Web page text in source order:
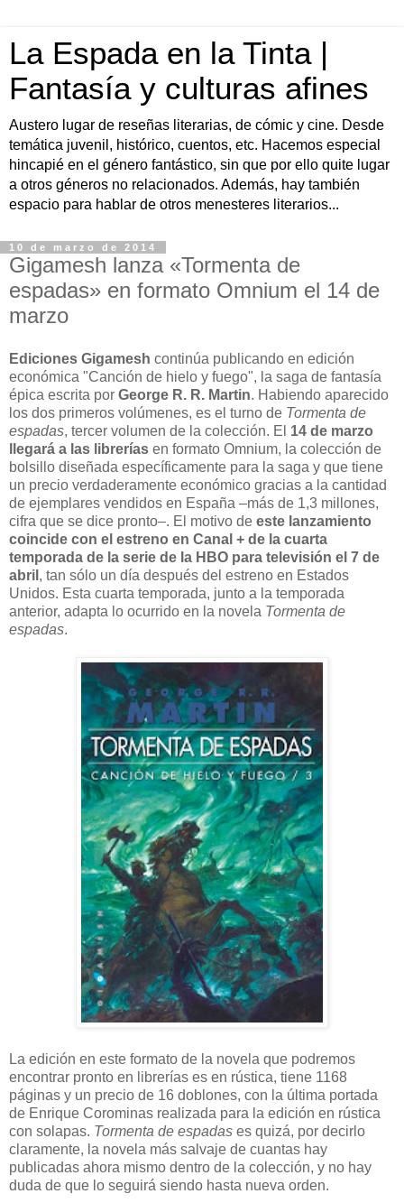
La Espada en la Tinta |
Fantasía y culturas afines
Austero lugar de reseñas literarias, de cómic y cine. Desde
temática juvenil, histórico, cuentos, etc. Hacemos especial
hincapié en el género fantástico, sin que por ello quite lugar
a otros géneros no relacionados. Además, hay también
espacio para hablar de otros menesteres literarios...
10 de marzo de 2014
Gigamesh lanza «Tormenta de
espadas» en formato Omnium el 14 de
marzo
Ediciones Gigamesh continúa publicando en edición
económica "Canción de hielo y fuego", la saga de fantasía
épica escrita por George R. R. Martin. Habiendo aparecido
los dos primeros volúmenes, es el turno de Tormenta de
espadas, tercer volumen de la colección. El 14 de marzo
llegará a las librerías en formato Omnium, la colección de
bolsillo diseñada específicamente para la saga y que tiene
un precio verdaderamente económico gracias a la cantidad
de ejemplares vendidos en España –más de 1,3 millones,
cifra que se dice pronto–. El motivo de este lanzamiento
coincide con el estreno en Canal + de la cuarta
temporada de la serie de la HBO para televisión el 7 de
abril , tan sólo un día después del estreno en Estados
Unidos. Esta cuarta temporada, junto a la temporada
anterior, adapta lo ocurrido en la novela Tormenta de
espadas.
La edición en este formato de la novela que podremos
encontrar pronto en librerías es en rústica, tiene 1168
páginas y un precio de 16 doblones, con la última portada
de Enrique Corominas realizada para la edición en rústica
con solapas. Tormenta de espadas es quizá, por decirlo
claramente, la novela más salvaje de cuantas hay
publicadas ahora mismo dentro de la colección, y no hay
duda de que lo seguirá siendo hasta nueva orden.